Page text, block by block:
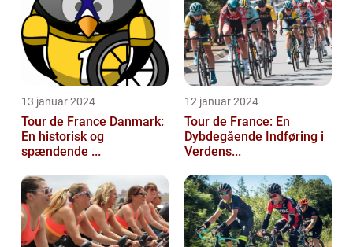
13 januar 2024
Tour de France Danmark:
En historisk og
spændende ...
12 januar 2024
Tour de France: En
Dybdegående Indføring i
Verdens...